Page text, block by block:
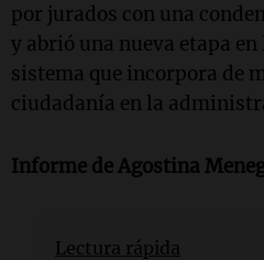
por jurados con una
y abrió una nueva etapa
sistema que incorpora de
ciudadanía en la
Informe de Agostina
Lectura rápida